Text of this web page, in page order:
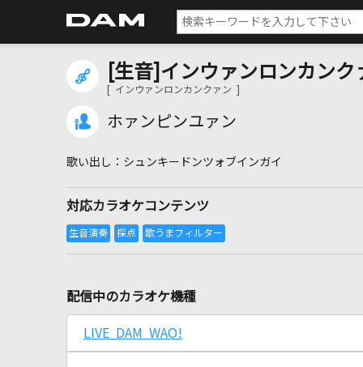
[生音]インウァンロンカンク
[ インウァンロンカンクァン ]
ホァンピンユァン
シュンキードンツォブインガイ
対応カラオケコンテンツ
配信中のカラオケ機種
LIVE DAM WAO!